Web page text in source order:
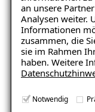
an unsere
Analysen weiter.
Informationen
zusammen, die
sie im Rahmen
haben. Weitere
Notwendig
Keller
Salpeter“
– jetzt
E-Mail